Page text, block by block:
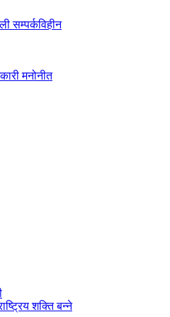
सम्पर्कविहीन
मनोनीत
शक्ति बन्ने